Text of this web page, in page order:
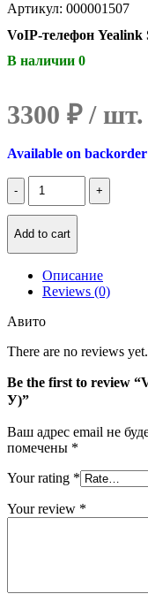
Артикул: 000001507
VoIP-телефон
В наличии 0
3300 ₽
Available on backorder
Количество
VoIP-
телефон
Yealink
Add to cart
Описание
Reviews (0)
Авито
There are no reviews yet.
Be the first to review
У)”
Ваш адрес email не
помечены *
Your rating *
Your review *